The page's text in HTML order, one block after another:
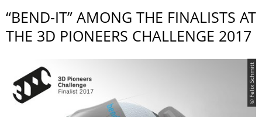
“BEND-IT” AMONG THE FINALISTS AT
THE 3D PIONEERS CHALLENGE 2017
© Felix Schmitt